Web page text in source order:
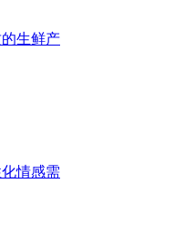
生鲜产
情感需